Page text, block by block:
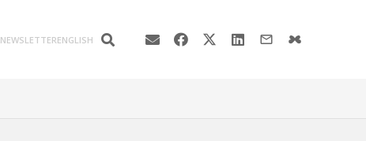
NEWSLETTERENGLISH mail_outline